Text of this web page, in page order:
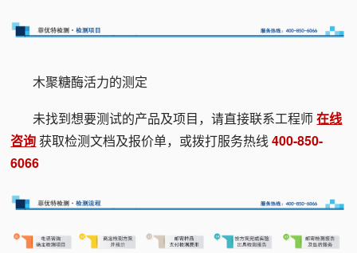
木聚糖酶活力的测定
未找到想要测试的产品及项目，请直接联系工程师在线
咨询获取检测文档及报价单，或拨打服务热线 400-850-
6066